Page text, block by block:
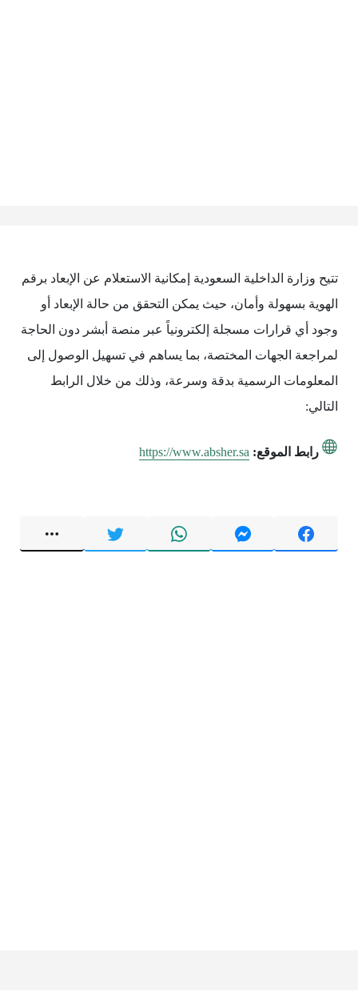
تتيح وزارة الداخلية السعودية إمكانية الاستعلام عن الإبعاد برقم
الهوية بسهولة وأمان، حيث يمكن التحقق من حالة الإبعاد أو
وجود أي قرارات مسجلة إلكترونياً عبر منصة أبشر دون الحاجة
لمراجعة الجهات المختصة، بما يساهم في تسهيل الوصول إلى
المعلومات الرسمية بدقة وسرعة، وذلك من خلال الرابط
التالي:
رابط الموقع: https://www.absher.sa